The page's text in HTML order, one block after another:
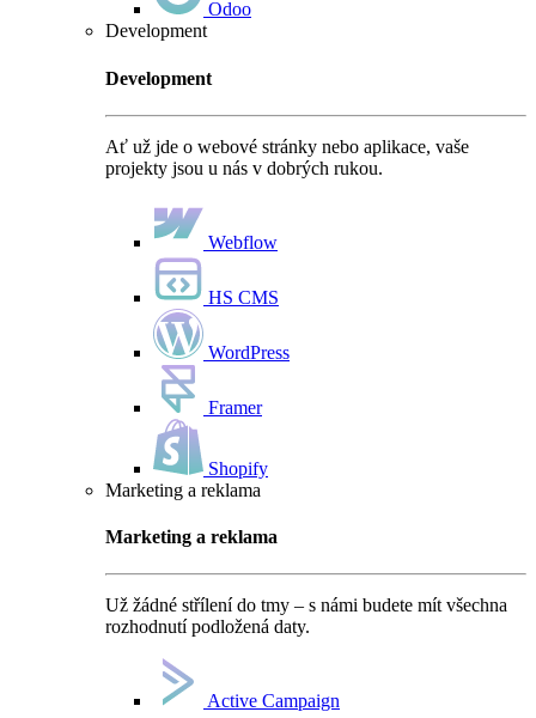
Odoo
Development
Development
Ať už jde o webové stránky nebo aplikace, vaše
projekty jsou u nás v dobrých rukou.
Webflow
HS CMS
WordPress
Framer
Shopify
Marketing a reklama
Marketing a reklama
Už žádné střílení do tmy – s námi budete mít všechna
rozhodnutí podložená daty.
Active Campaign